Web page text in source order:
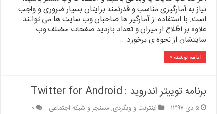
نیاز به آمارگیری مناسب و قدرتمند برایتان بسیار ضروری و واجب
است. با استفاده از آمارگیر ها صاحبان وب سایت ها می توانند
علاوه بر اطّلاع از میزان و تعداد بازدید صفحات مختلف وب
سایتشان از نحوه ی برخورد …
ادامه نوشته »
برنامه توییتر اندروید : Twitter for Android
۵ دی ۱۳۹۷ اینترنت و وبگردی, مسنجر و شبکه اجتماعی ۰